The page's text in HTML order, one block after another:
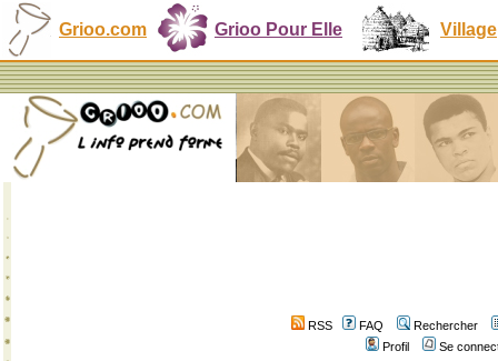
Grioo.com Grioo Pour Elle Village
RSS FAQ
Rechercher
Profil
Se